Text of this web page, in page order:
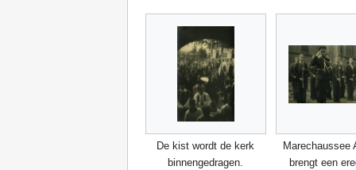
De kist wordt de kerk
binnengedragen.
Marechaussee
brengt een